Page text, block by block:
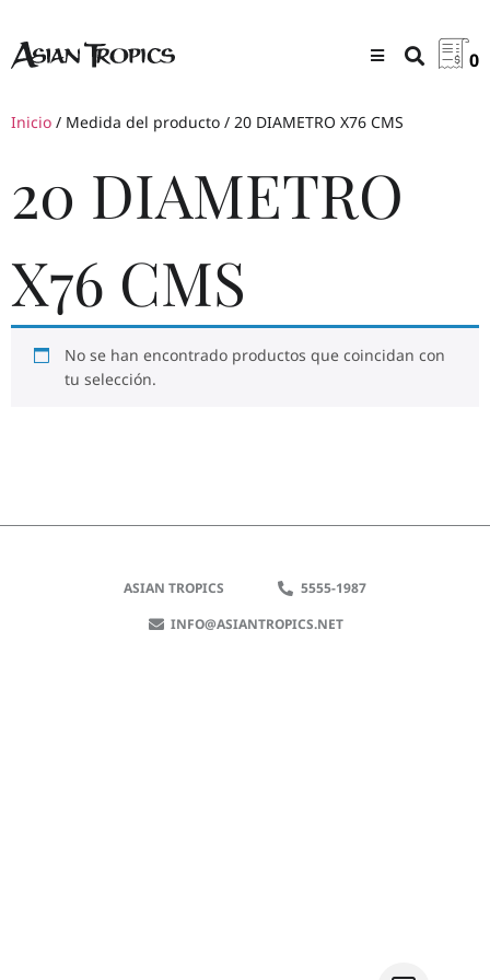
0
Inicio / Medida del producto / 20 DIAMETRO X76 CMS
20 DIAMETRO
X76 CMS
No se han encontrado productos que coincidan con
tu selección.
ASIAN TROPICS
5555-1987
INFO@ASIANTROPICS.NET